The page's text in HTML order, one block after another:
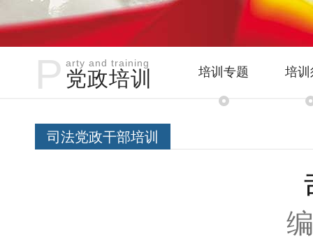
P arty and training
党政培训 培训专题 培
司法党政干部培训